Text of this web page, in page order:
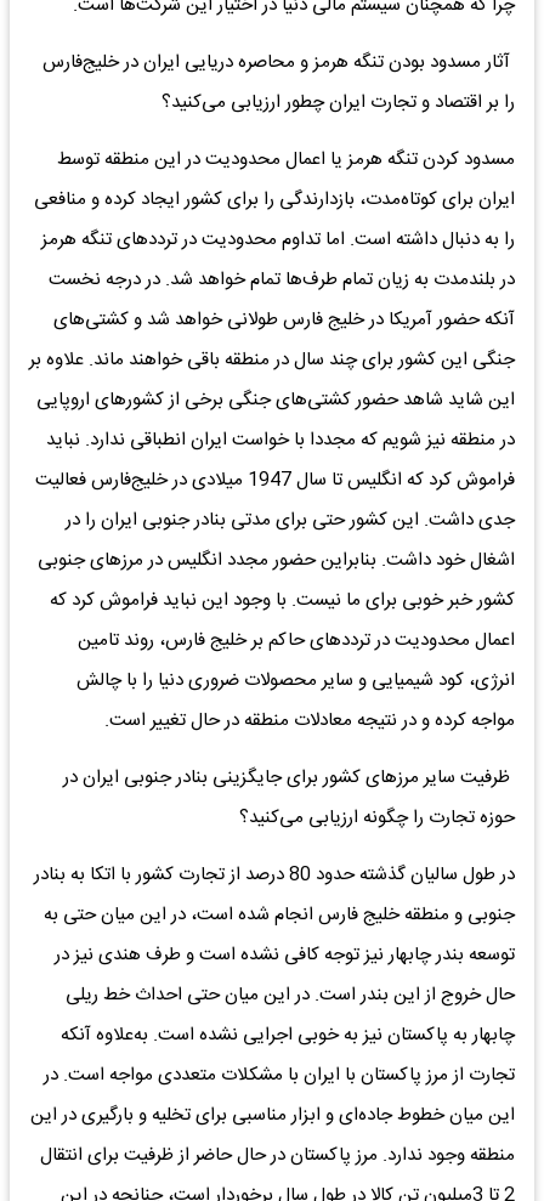
آثار مسدود بودن تنگه هرمز و محاصره دریایی ایران در خلیج‌فارس
را بر اقتصاد و تجارت ایران چطور ارزیابی می‌کنید؟
مسدود کردن تنگه هرمز یا اعمال محدودیت در این منطقه توسط
ایران برای کوتاه‌مدت، بازدارندگی را برای کشور ایجاد کرده و منافعی
را به دنبال داشته است. اما تداوم محدودیت در ترددهای تنگه هرمز
در بلندمدت به زیان تمام طرف‌ها تمام خواهد شد. در درجه نخست
آنکه حضور آمریکا در خلیج فارس طولانی خواهد شد و کشتی‌های
جنگی این کشور برای چند سال در منطقه باقی خواهند ماند. علاوه بر
این شاید شاهد حضور کشتی‌های جنگی برخی از کشورهای اروپایی
در منطقه نیز شویم که مجددا با خواست ایران انطباقی ندارد. نباید
فراموش کرد که انگلیس تا سال 1947 میلادی در خلیج‌فارس فعالیت
جدی داشت. این کشور حتی برای مدتی بنادر جنوبی ایران را در
اشغال خود داشت. بنابراین حضور مجدد انگلیس در مرزهای جنوبی
کشور خبر خوبی برای ما نیست. با وجود این نباید فراموش کرد که
اعمال محدودیت در ترددهای حاکم بر خلیج فارس، روند تامین
انرژی، کود شیمیایی و سایر محصولات ضروری دنیا را با چالش
مواجه کرده و در نتیجه معادلات منطقه در حال تغییر است.
ظرفیت سایر مرزهای کشور برای جایگزینی بنادر جنوبی ایران در
حوزه تجارت را چگونه ارزیابی می‌کنید؟
در طول سالیان گذشته حدود 80 درصد از تجارت کشور با اتکا به بنادر
جنوبی و منطقه خلیج فارس انجام شده است، در این میان حتی به
توسعه بندر چابهار نیز توجه کافی نشده است و طرف هندی نیز در
حال خروج از این بندر است. در این میان حتی احداث خط ریلی
چابهار به پاکستان نیز به خوبی اجرایی نشده است. به‌علاوه آنکه
تجارت از مرز پاکستان با ایران با مشکلات متعددی مواجه است. در
این میان خطوط جاده‌ای و ابزار مناسبی برای تخلیه و بارگیری در این
منطقه وجود ندارد. مرز پاکستان در حال حاضر از ظرفیت برای انتقال